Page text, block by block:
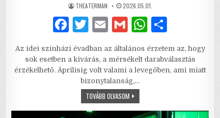
AUTHOR:
THEATERMAN PUBLISHED
DATE:
2026.05.01.
F
c
e
b
T
it
te
r
E
ai
l
G
ai
l
W
at
s
ar
e
Az idei színházi évadban az általános érzetem az, hogy
sok esetben a kivárás, a mérsékelt darabválasztás
érzékelhető. Áprilisig volt valami a levegőben, ami miatt
bizonytalanság,…
TOVÁBB OLVASOMJULIUS
CAESAR
–
TALÁLKOZUNK